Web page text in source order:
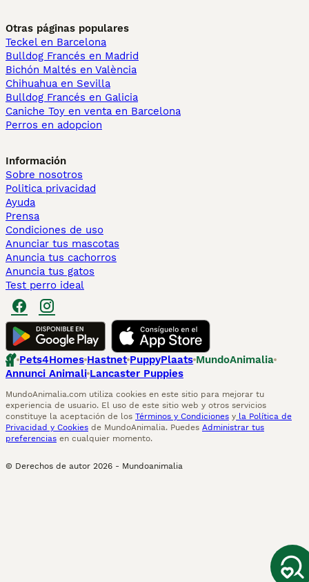
Otras páginas populares
Teckel en Barcelona
Bulldog Francés en Madrid
Bichón Maltés en València
Chihuahua en Sevilla
Bulldog Francés en Galicia
Caniche Toy en venta en Barcelona
Perros en adopcion
Información
Sobre nosotros
Politica privacidad
Ayuda
Prensa
Condiciones de uso
Anunciar tus mascotas
Anuncia tus cachorros
Anuncia tus gatos
Test perro ideal
Pets4Homes Hastnet PuppyPlaats MundoAnimalia
Annunci Animali Lancaster Puppies
MundoAnimalia.com utiliza cookies en este sitio para mejorar tu
experiencia de usuario. El uso de este sitio web y otros servicios
constituye la aceptación de los Términos y Condiciones y la Política de
Privacidad y Cookies de MundoAnimalia. Puedes Administrar tus
preferencias en cualquier momento.
© Derechos de autor 2026 - Mundoanimalia